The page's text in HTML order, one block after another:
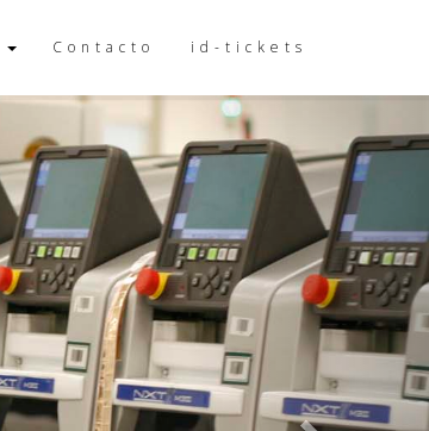
Contacto id-tickets
Next